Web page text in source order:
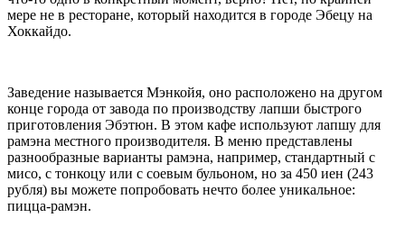
мере не в ресторане, который находится в городе Эбецу на
Хоккайдо.
Заведение называется Мэнкойя, оно расположено на другом
конце города от завода по производству лапши быстрого
приготовления Эбэтюн. В этом кафе используют лапшу для
рамэна местного производителя. В меню представлены
разнообразные варианты рамэна, например, стандартный с
мисо, с тонкоцу или с соевым бульоном, но за 450 иен (243
рубля) вы можете попробовать нечто более уникальное:
пицца-рамэн.